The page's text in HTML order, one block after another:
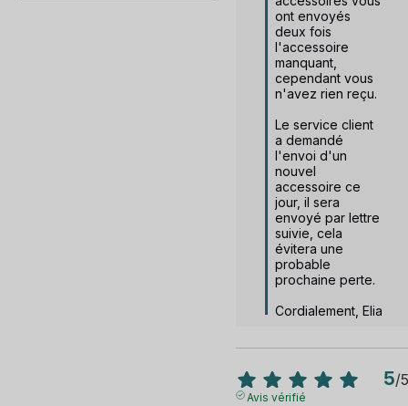
ont envoyés
deux fois
l'accessoire
manquant,
cependant vous
n'avez rien reçu.
Le service client
a demandé
l'envoi d'un
nouvel
accessoire ce
jour, il sera
envoyé par lettre
suivie, cela
évitera une
probable
prochaine perte.
Cordialement, Elia
5/5
Avis vérifié